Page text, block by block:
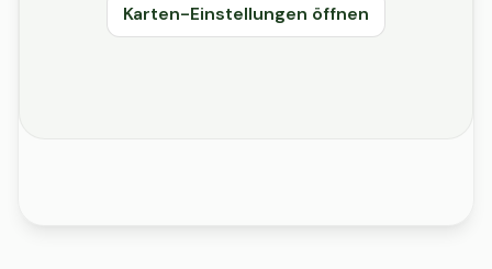
Karten-Einstellungen öffnen